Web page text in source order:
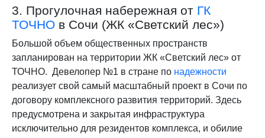
3. Прогулочная набережная от ГК
ТОЧНО в Сочи (ЖК «Светский лес»)
Большой объем общественных пространств
запланирован на территории ЖК «Светский лес» от
ТОЧНО. Девелопер №1 в стране по надежности
реализует свой самый масштабный проект в Сочи по
договору комплексного развития территорий. Здесь
предусмотрена и закрытая инфраструктура
исключительно для резидентов комплекса, и обилие